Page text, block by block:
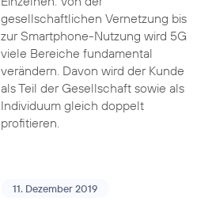
gesellschaftlichen Vernetzung bis
zur Smartphone-Nutzung wird 5G
viele Bereiche fundamental
verändern. Davon wird der Kunde
als Teil der Gesellschaft sowie als
Individuum gleich doppelt
profitieren.
11. Dezember 2019